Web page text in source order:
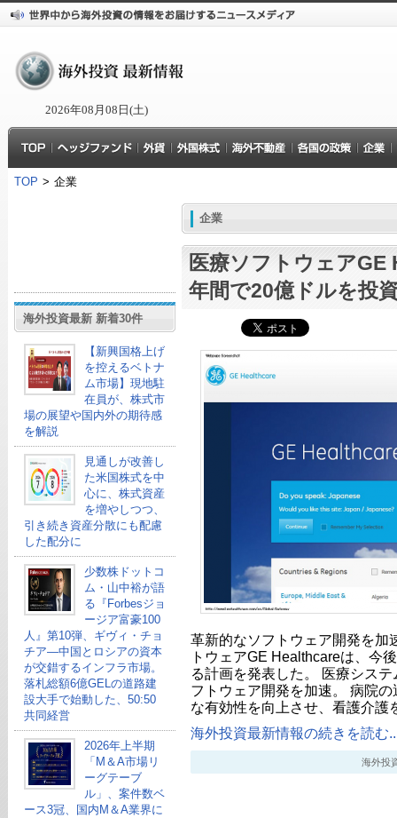
2026年08月08日(土)
TOP > 企業
海外投資最新 新着30件
【新興国格上げ
を控えるベトナ
ム市場】現地駐
在員が、株式市
場の展望や国内外の期待感
を解説
見通しが改善し
た米国株式を中
心に、株式資産
を増やしつつ、
引き続き資産分散にも配慮
した配分に
少数株ドットコ
ム・山中裕が語
る『Forbesジョ
ージア富豪100
人』第10弾、ギヴィ・チョ
チア―中国とロシアの資本
が交錯するインフラ市場。
落札総額6億GELの道路建
設大手で始動した、50:50
共同経営
2026年上半期
「M＆A市場リ
ーグテーブ
ル」、案件数ベ
ース3冠、国内M＆A業界に
企業
医療ソフトウェアGE
年間で20億ドルを投
革新的なソフトウェア開発を加
トウェアGE Healthcareは、今
る計画を発表した。 医療シス
フトウェア開発を加速。 病院
な有効性を向上させ、看護介
海外投資最新情報の続きを読む
海外投